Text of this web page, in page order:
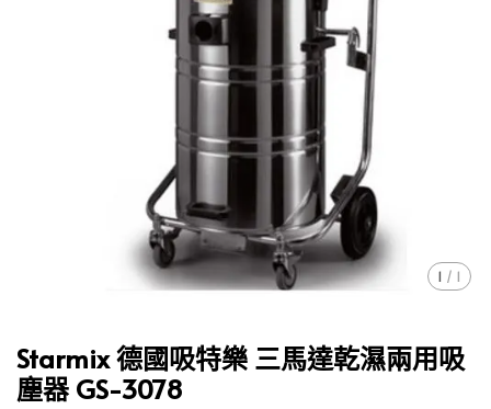
1 / 1
Starmix 德國吸特樂 三馬達乾濕兩用吸
塵器 GS-3078